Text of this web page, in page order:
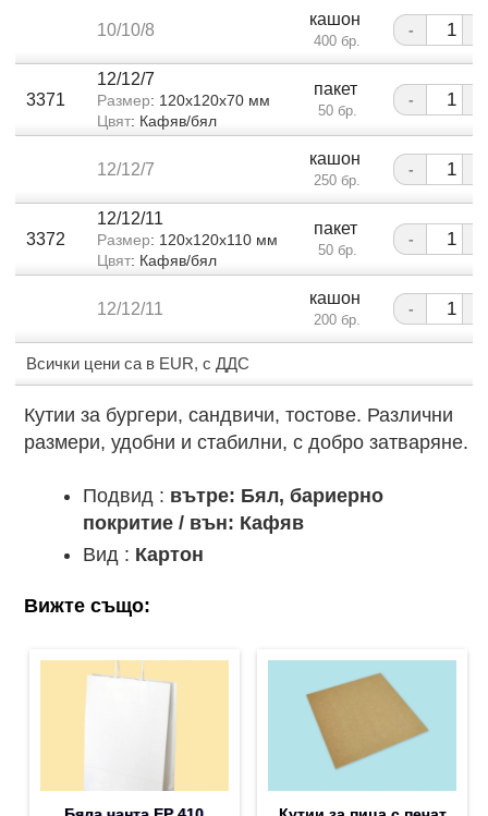
10/10/8
кашон
400 бр.
-
3371
12/12/7
Размер: 120x120x70 мм
Цвят: Кафяв/бял
пакет
50 бр.
-
12/12/7
кашон
250 бр.
-
3372
12/12/11
Размер: 120x120x110 мм
Цвят: Кафяв/бял
пакет
50 бр.
-
12/12/11
кашон
200 бр.
-
Всички цени са в EUR, с ДДС
Кутии за бургери, сандвичи, тостове. Различни
размери, удобни и стабилни, с добро затваряне.
Подвид : вътре: Бял, бариерно
покритие / вън: Кафяв
Вид : Картон
Вижте също: